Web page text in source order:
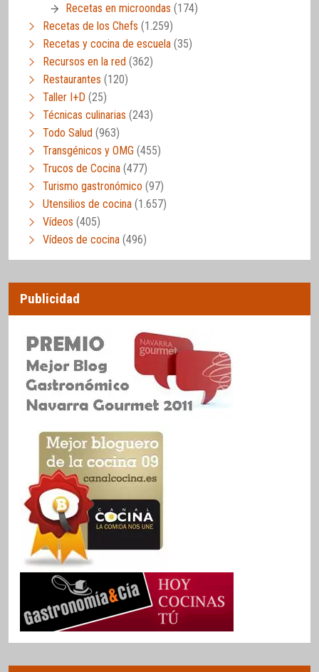
Recetas en microondas (174)
Recetas de los Chefs (1.259)
Recetas y cocina de escuela (35)
Recursos en la red (362)
Restaurantes (120)
Taller I+D (25)
Técnicas culinarias (243)
Todo Salud (963)
Transgénicos y OMG (455)
Trucos de Cocina (477)
Turismo gastronómico (97)
Utensilios de cocina (1.657)
Vídeos (405)
Vídeos de cocina (496)
Publicidad